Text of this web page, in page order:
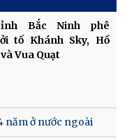
Bắc Ninh phê
tố Khánh Sky, Hồ
Vua Quạt
năm ở nước ngoài